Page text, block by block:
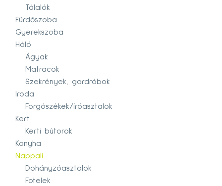
Tálalók
Fürdőszoba
Gyerekszoba
Háló
Ágyak
Matracok
Szekrények, gardróbok
Iroda
Forgószékek/íróasztalok
Kert
Kerti bútorok
Konyha
Nappali
Dohányzóasztalok
Fotelek